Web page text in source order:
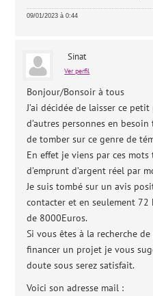
09/01/2023 à 0:44
Sinat
Ver perfil
Bonjour/Bonsoir à tous
J’ai décidée de laisser ce
d’autres personnes en
de tomber sur ce genre de
En effet je viens par ces
d’emprunt d’argent réel par
Je suis tombé sur un avis
contacter et en seulement
de 8000Euros.
Si vous êtes à la recherche
financer un projet je vous
doute sous serez satisfait.
Voici son adresse mail :